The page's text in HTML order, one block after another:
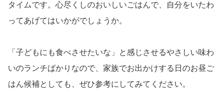
タイムです。心尽くしのおいしいごはんで、自分をいたわ
ってあげてはいかがでしょうか。
「子どもにも食べさせたいな」と感じさせるやさしい味わ
いのランチばかりなので、家族でお出かけする日のお昼ご
はん候補としても、ぜひ参考にしてみてください。